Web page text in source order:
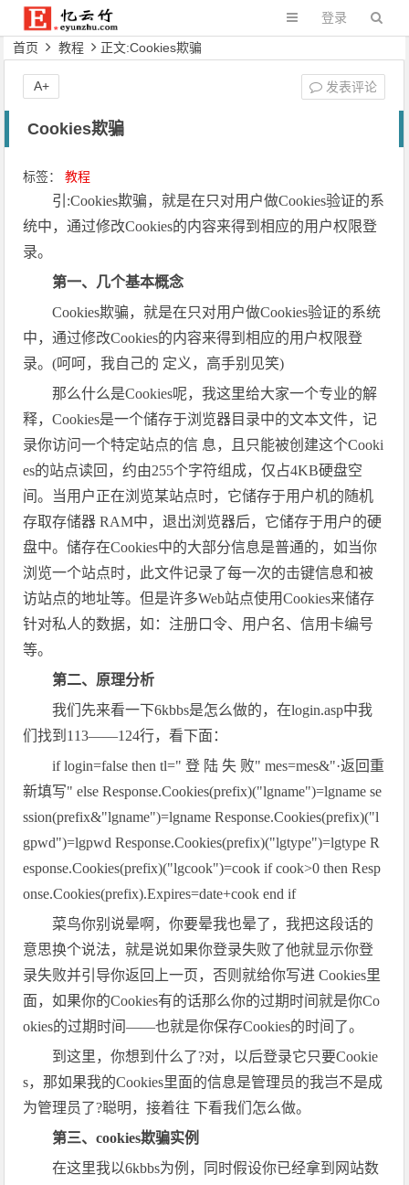
登录
首页 教程 正文:Cookies欺骗
Cookies欺骗
标签：教程
引:Cookies欺骗，就是在只对用户做Cookies验证的系
统中，通过修改Cookies的内容来得到相应的用户权限登
录。
第一、几个基本概念
Cookies欺骗，就是在只对用户做Cookies验证的系统
中，通过修改Cookies的内容来得到相应的用户权限登
录。(呵呵，我自己的 定义，高手别见笑)
那么什么是Cookies呢，我这里给大家一个专业的解
释，Cookies是一个储存于浏览器目录中的文本文件，记
录你访问一个特定站点的信 息，且只能被创建这个Cooki
es的站点读回，约由255个字符组成，仅占4KB硬盘空
间。当用户正在浏览某站点时，它储存于用户机的随机
存取存储器 RAM中，退出浏览器后，它储存于用户的硬
盘中。储存在Cookies中的大部分信息是普通的，如当你
浏览一个站点时，此文件记录了每一次的击键信息和被
访站点的地址等。但是许多Web站点使用Cookies来储存
针对私人的数据，如：注册口令、用户名、信用卡编号
等。
第二、原理分析
我们先来看一下6kbbs是怎么做的，在login.asp中我
们找到113——124行，看下面：
if login=false then tl=" 登 陆 失 败" mes=mes&"·返回重
新填写" else Response.Cookies(prefix)("lgname")=lgname se
ssion(prefix&"lgname")=lgname Response.Cookies(prefix)("l
gpwd")=lgpwd Response.Cookies(prefix)("lgtype")=lgtype R
esponse.Cookies(prefix)("lgcook")=cook if cook>0 then Resp
onse.Cookies(prefix).Expires=date+cook end if
菜鸟你别说晕啊，你要晕我也晕了，我把这段话的
意思换个说法，就是说如果你登录失败了他就显示你登
录失败并引导你返回上一页，否则就给你写进 Cookies里
面，如果你的Cookies有的话那么你的过期时间就是你Co
okies的过期时间——也就是你保存Cookies的时间了。
到这里，你想到什么了?对，以后登录它只要Cookie
s，那如果我的Cookies里面的信息是管理员的我岂不是成
为管理员了?聪明，接着往 下看我们怎么做。
第三、cookies欺骗实例
在这里我以6kbbs为例，同时假设你已经拿到网站数
发表评论
A+